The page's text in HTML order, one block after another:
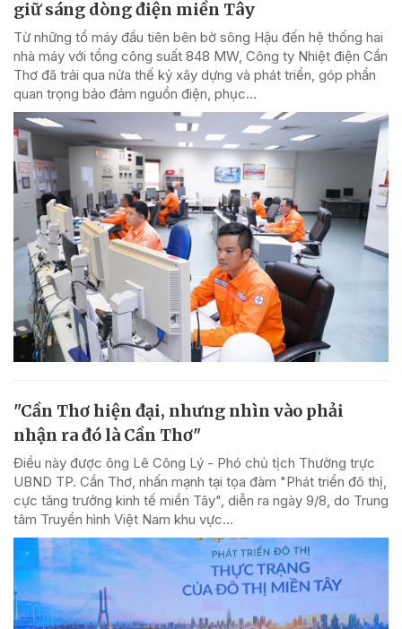
giữ sáng dòng điện miền Tây
Từ những tổ máy đầu tiên bên bờ sông Hậu đến hệ thống hai
nhà máy với tổng công suất 848 MW, Công ty Nhiệt điện Cần
Thơ đã trải qua nửa thế kỷ xây dựng và phát triển, góp phần
quan trọng bảo đảm nguồn điện, phục...
"Cần Thơ hiện đại, nhưng nhìn vào phải
nhận ra đó là Cần Thơ"
Điều này được ông Lê Công Lý - Phó chủ tịch Thường trực
UBND TP. Cần Thơ, nhấn mạnh tại tọa đàm "Phát triển đô thị,
cực tăng trưởng kinh tế miền Tây", diễn ra ngày 9/8, do Trung
tâm Truyền hình Việt Nam khu vực...